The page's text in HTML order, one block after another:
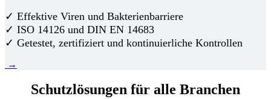
✓ Effektive Viren und Bakterienbarriere
✓ ISO 14126 und DIN EN 14683
✓ Getestet, zertifiziert und kontinuierliche Kontrollen
→
Schutzlösungen für alle Branchen